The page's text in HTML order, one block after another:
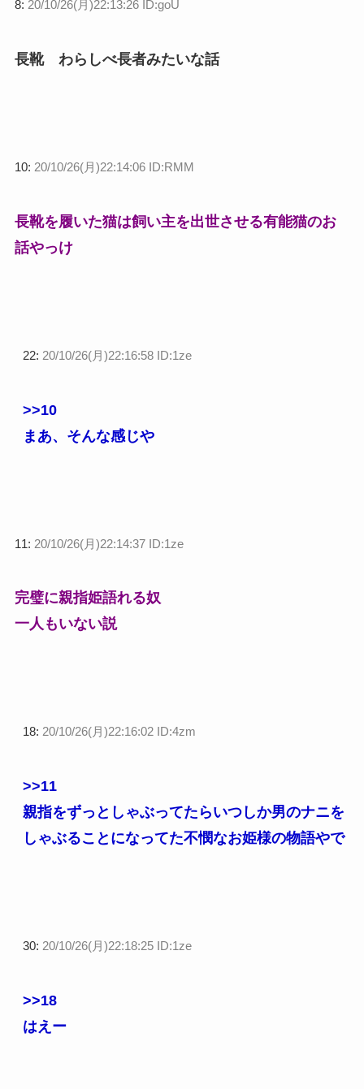
8: 20/10/26(月)22:13:26 ID:goU
長靴 わらしべ長者みたいな話
10: 20/10/26(月)22:14:06 ID:RMM
長靴を履いた猫は飼い主を出世させる有能猫のお
話やっけ
22: 20/10/26(月)22:16:58 ID:1ze
>>10
まあ、そんな感じや
11: 20/10/26(月)22:14:37 ID:1ze
完璧に親指姫語れる奴
一人もいない説
18: 20/10/26(月)22:16:02 ID:4zm
>>11
親指をずっとしゃぶってたらいつしか男のナニを
しゃぶることになってた不憫なお姫様の物語やで
30: 20/10/26(月)22:18:25 ID:1ze
>>18
はえー